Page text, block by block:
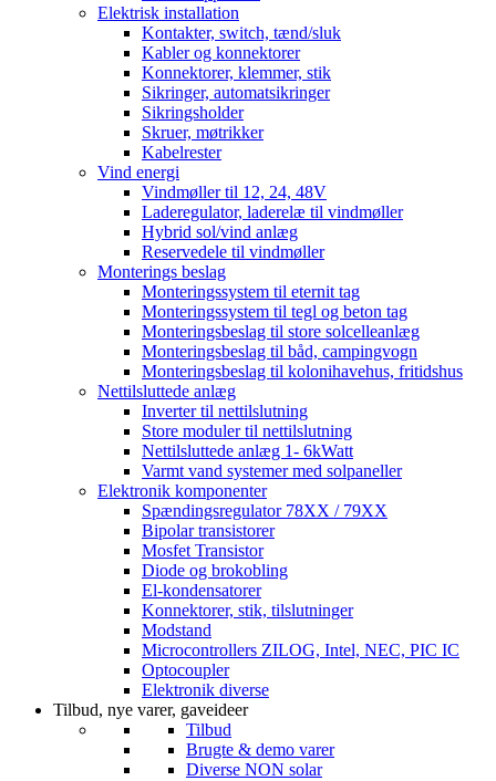
Elektrisk installation
Kontakter, switch, tænd/sluk
Kabler og konnektorer
Konnektorer, klemmer, stik
Sikringer, automatsikringer
Sikringsholder
Skruer, møtrikker
Kabelrester
Vind energi
Vindmøller til 12, 24, 48V
Laderegulator, laderelæ til vindmøller
Hybrid sol/vind anlæg
Reservedele til vindmøller
Monterings beslag
Monteringssystem til eternit tag
Monteringssystem til tegl og beton tag
Monteringsbeslag til store solcelleanlæg
Monteringsbeslag til båd, campingvogn
Monteringsbeslag til kolonihavehus, fritidshus
Nettilsluttede anlæg
Inverter til nettilslutning
Store moduler til nettilslutning
Nettilsluttede anlæg 1- 6kWatt
Varmt vand systemer med solpaneller
Elektronik komponenter
Spændingsregulator 78XX / 79XX
Bipolar transistorer
Mosfet Transistor
Diode og brokobling
El-kondensatorer
Konnektorer, stik, tilslutninger
Modstand
Microcontrollers ZILOG, Intel, NEC, PIC IC
Optocoupler
Elektronik diverse
Tilbud, nye varer, gaveideer
Tilbud
Brugte & demo varer
Diverse NON solar